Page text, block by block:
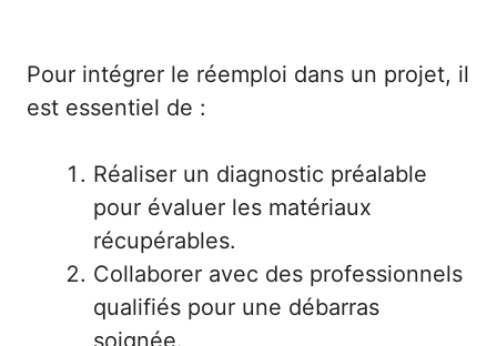
Pour intégrer le réemploi dans un projet, il
est essentiel de :
Réaliser un diagnostic préalable
pour évaluer les matériaux
récupérables.
Collaborer avec des professionnels
qualifiés pour une débarras